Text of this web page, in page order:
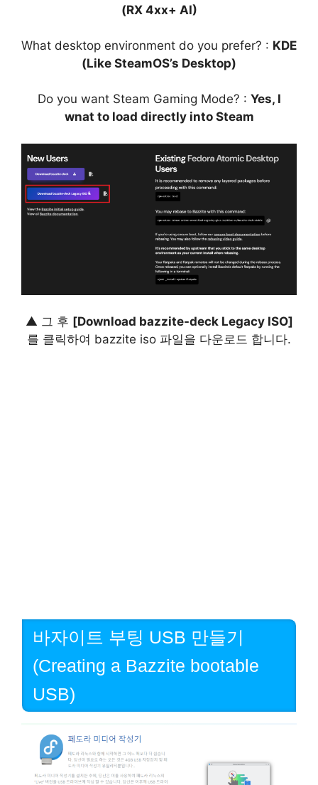
(RX 4xx+ AI)
What desktop environment do you prefer? : KDE
(Like SteamOS’s Desktop)
Do you want Steam Gaming Mode? : Yes, I
wnat to load directly into Steam
▲ 그 후 [Download bazzite-deck Legacy ISO]
를 클릭하여 bazzite iso 파일을 다운로드 합니다.
바자이트 부팅 USB 만들기
(Creating a Bazzite bootable
USB)